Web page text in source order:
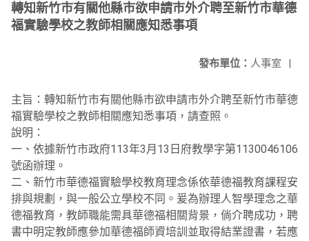
轉知新竹市有關他縣市欲申請市外介聘至新竹市華德
福實驗學校之教師相關應知悉事項
發布單位： 人事室 |
主旨：轉知新竹市有關他縣市欲申請市外介聘至新竹市華德
福實驗學校之教師相關應知悉事項，請查照。
說明：
一、依據新竹市政府113年3月13日府教學字第1130046106
號函辦理。
二、新竹市華德福實驗學校教育理念係依華德福教育課程安
排與規劃，與一般公立學校不同。爰為辦理人智學理念之華
德福教育，教師職能需具華德福相關背景，倘介聘成功，聘
書中明定教師應參加華德福師資培訓並取得結業證書，若應